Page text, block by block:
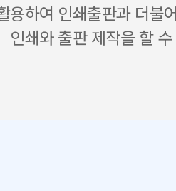
용하여 인쇄출판과 더불
인쇄와 출판 제작을 할